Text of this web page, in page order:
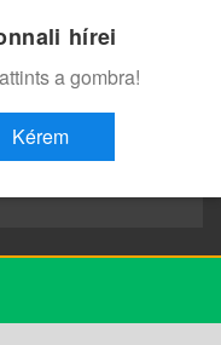
hírei
a gombra!
Kérem